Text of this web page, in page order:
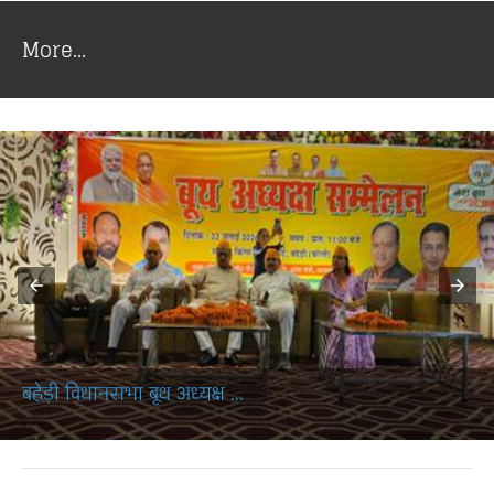
More...
बहेड़ी विधानसभा बूथ अध्यक्ष ...